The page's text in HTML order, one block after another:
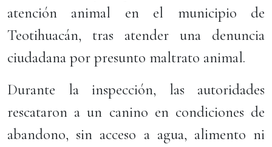
atención animal en el municipio de
Teotihuacán, tras atender una denuncia
ciudadana por presunto maltrato animal.
Durante la inspección, las autoridades
rescataron a un canino en condiciones de
abandono, sin acceso a agua, alimento ni